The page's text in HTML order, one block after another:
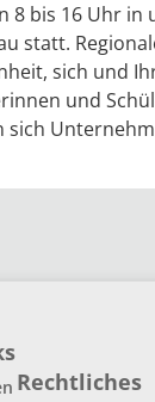
8 bis 16 Uhr in
statt.
sich und
und
sich
Rechtliches